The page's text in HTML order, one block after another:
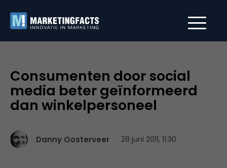
Consumenten door social
media beter geïnformeerd
dan winkelpersoneel
Danny Oosterveer 28 juni 2011, 11:30